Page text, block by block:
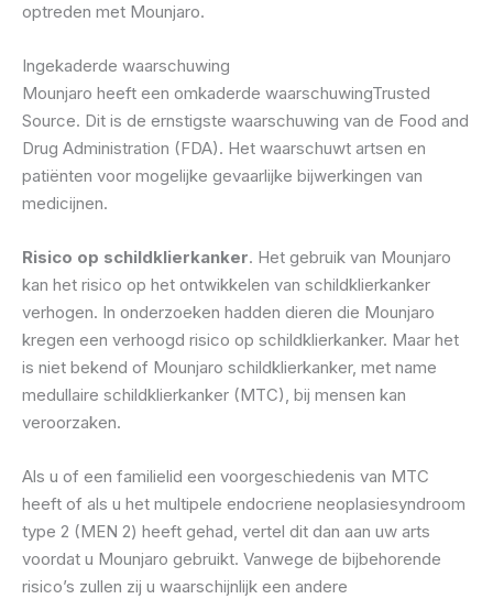
optreden met Mounjaro.
Ingekaderde waarschuwing
Mounjaro heeft een omkaderde waarschuwingTrusted
Source. Dit is de ernstigste waarschuwing van de Food and
Drug Administration (FDA). Het waarschuwt artsen en
patiënten voor mogelijke gevaarlijke bijwerkingen van
medicijnen.
Risico op schildklierkanker. Het gebruik van Mounjaro
kan het risico op het ontwikkelen van schildklierkanker
verhogen. In onderzoeken hadden dieren die Mounjaro
kregen een verhoogd risico op schildklierkanker. Maar het
is niet bekend of Mounjaro schildklierkanker, met name
medullaire schildklierkanker (MTC), bij mensen kan
veroorzaken.
Als u of een familielid een voorgeschiedenis van MTC
heeft of als u het multipele endocriene neoplasiesyndroom
type 2 (MEN 2) heeft gehad, vertel dit dan aan uw arts
voordat u Mounjaro gebruikt. Vanwege de bijbehorende
risico’s zullen zij u waarschijnlijk een andere